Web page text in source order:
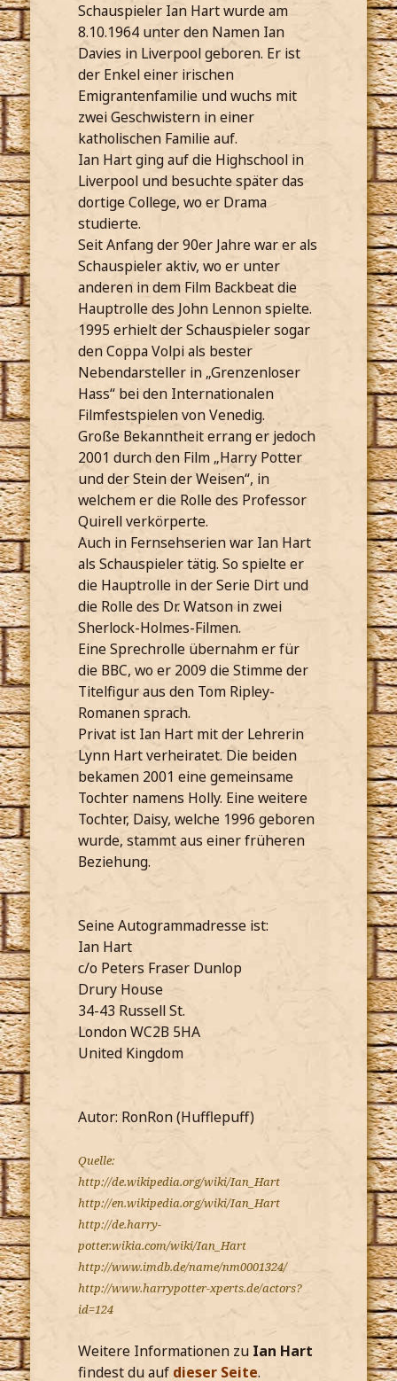
Schauspieler Ian Hart wurde am
8.10.1964 unter den Namen Ian
Davies in Liverpool geboren. Er ist
der Enkel einer irischen
Emigrantenfamilie und wuchs mit
zwei Geschwistern in einer
katholischen Familie auf.
Ian Hart ging auf die Highschool in
Liverpool und besuchte später das
dortige College, wo er Drama
studierte.
Seit Anfang der 90er Jahre war er als
Schauspieler aktiv, wo er unter
anderen in dem Film Backbeat die
Hauptrolle des John Lennon spielte.
1995 erhielt der Schauspieler sogar
den Coppa Volpi als bester
Nebendarsteller in „Grenzenloser
Hass“ bei den Internationalen
Filmfestspielen von Venedig.
Große Bekanntheit errang er jedoch
2001 durch den Film „Harry Potter
und der Stein der Weisen“, in
welchem er die Rolle des Professor
Quirell verkörperte.
Auch in Fernsehserien war Ian Hart
als Schauspieler tätig. So spielte er
die Hauptrolle in der Serie Dirt und
die Rolle des Dr. Watson in zwei
Sherlock-Holmes-Filmen.
Eine Sprechrolle übernahm er für
die BBC, wo er 2009 die Stimme der
Titelfigur aus den Tom Ripley-
Romanen sprach.
Privat ist Ian Hart mit der Lehrerin
Lynn Hart verheiratet. Die beiden
bekamen 2001 eine gemeinsame
Tochter namens Holly. Eine weitere
Tochter, Daisy, welche 1996 geboren
wurde, stammt aus einer früheren
Beziehung.
Seine Autogrammadresse ist:
Ian Hart
c/o Peters Fraser Dunlop
Drury House
34-43 Russell St.
London WC2B 5HA
United Kingdom
Autor: RonRon (Hufflepuff)
Quelle:
http://de.wikipedia.org/wiki/Ian_Hart
http://en.wikipedia.org/wiki/Ian_Hart
http://de.harry-
potter.wikia.com/wiki/Ian_Hart
http://www.imdb.de/name/nm0001324/
http://www.harrypotter-xperts.de/actors?
id=124
Weitere Informationen zu Ian Hart
findest du auf dieser Seite.